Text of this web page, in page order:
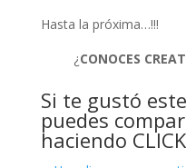
Hasta la próxima…!!!
¿CONOCES
Si te gustó
puedes
haciendo